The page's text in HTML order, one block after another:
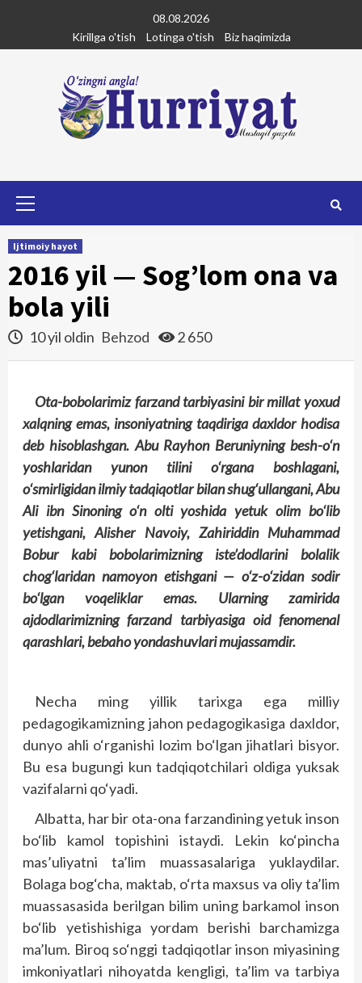
content
08.08.2026
Kirillga o'tish
Lotinga o'tish Biz haqimizda
Ijtimoiy hayot
2016 yil — Sog’lom ona va
bola yili
10 yil oldin Behzod 2 650
Ota-bobolarimiz farzand tarbiyasini bir millat yoxud
xalqning emas, insoniyatning taqdiriga daxldor hodisa
deb hisoblashgan. Abu Rayhon Beruniyning besh-o‘n
yoshlaridan yunon tilini o‘rgana boshlagani,
o‘smirligidan ilmiy tadqiqotlar bilan shug‘ullangani, Abu
Ali ibn Sinoning o‘n olti yoshida yetuk olim bo‘lib
yetishgani, Alisher Navoiy, Zahiriddin Muhammad
Bobur kabi bobolarimizning iste’dodlarini bolalik
chog‘laridan namoyon etishgani — o‘z-o‘zidan sodir
bo‘lgan voqeliklar emas. Ularning zamirida
ajdodlarimizning farzand tarbiyasiga oid fenomenal
qarashlari, bebaho yondashuvlari mujassamdir.
Necha ming yillik tarixga ega milliy
pedagogikamizning jahon pedagogikasiga daxldor,
dunyo ahli o‘rganishi lozim bo‘lgan jihatlari bisyor.
Bu esa bugungi kun tadqiqotchilari oldiga yuksak
vazifalarni qo‘yadi.
Albatta, har bir ota-ona farzandining yetuk inson
bo‘lib kamol topishini istaydi. Lekin ko‘pincha
mas’uliyatni ta’lim muassasalariga yuklaydilar.
Bolaga bog‘cha, maktab, o‘rta maxsus va oliy ta’lim
muassasasida berilgan bilim uning barkamol inson
bo‘lib yetishishiga yordam berishi barchamizga
ma’lum. Biroq so‘nggi tadqiqotlar inson miyasining
imkoniyatlari nihoyatda kengligi, ta’lim va tarbiya